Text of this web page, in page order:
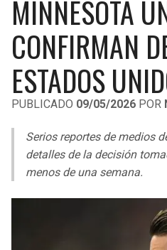
LIGA DE EXPANSIÓN MX
LEAGUES CUP
UEFA EUROPA LEAGUE
UEFA CONFERENCE LEAGUE
MLS
COPA LIBERTADORES
COPA SUDAMERICANA
LIGA BETPLAY
OTRAS LIGAS
RAIDERS
CHARGERS
RAVENS
BENGALS
CAVALIERS
PISTONS
PACERS
MINNESOTA
CONFIRMAN
ESTADOS
PUBLICADO 09/05/2026 POR
Serios reportes de medios
detalles de la decisión
menos de una semana.